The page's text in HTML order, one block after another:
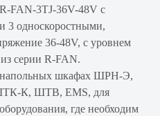
FAN-3TJ-36V-48V с
3 односкоростными,
36-48V, с уровнем
серии R-FAN.
напольных шкафах ШРН-Э,
К, ШТВ, EMS, для
где необходим